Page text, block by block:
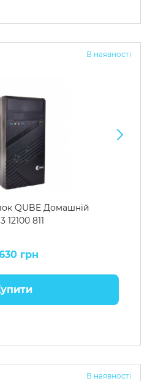
В наявності
QUBE Домашній
12100 811
грн
В наявності